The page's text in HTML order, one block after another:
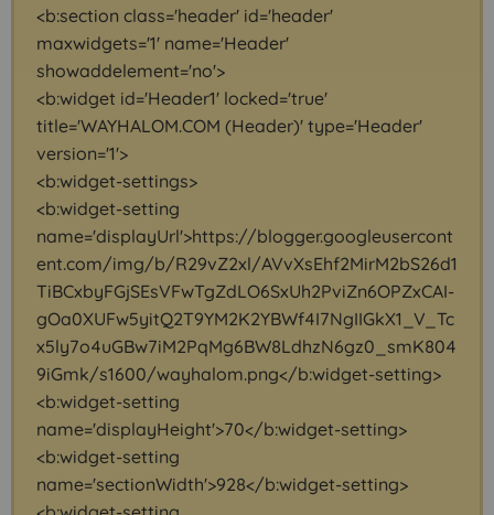
<b:section class='header' id='header'
maxwidgets='1' name='Header'
showaddelement='no'>
<b:widget id='Header1' locked='true'
title='WAYHALOM.COM (Header)' type='Header'
version='1'>
<b:widget-settings>
<b:widget-setting
name='displayUrl'>https://blogger.googleusercont
ent.com/img/b/R29vZ2xl/AVvXsEhf2MirM2bS26d1
TiBCxbyFGjSEsVFwTgZdLO6SxUh2PviZn6OPZxCAI-
gOa0XUFw5yitQ2T9YM2K2YBWf4I7NgIIGkX1_V_Tc
x5ly7o4uGBw7iM2PqMg6BW8LdhzN6gz0_smK804
9iGmk/s1600/wayhalom.png</b:widget-setting>
<b:widget-setting
name='displayHeight'>70</b:widget-setting>
<b:widget-setting
name='sectionWidth'>928</b:widget-setting>